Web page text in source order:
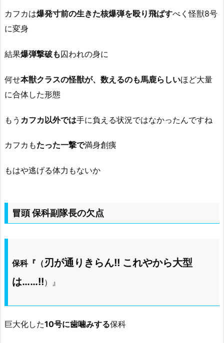
カフカは爆発寸前の生きた核爆弾を殴り飛ばすべく怪獣8号
に変身
結果爆弾撃破も囚われの身に
何せ本獣クラスの怪獣が、数えるのも馬鹿らしいほど大量
に合体した形態
もう カフカ以外では手に負える状況ではなかったんですね
カフカもたった一撃で満身創痍
もはや逃げる体力もないか
冒頭 保科副隊長の欠点
保科『（刃が通りきらん!! これやから大型
は……!!）』
巨大化した10号に歯噛みする保科